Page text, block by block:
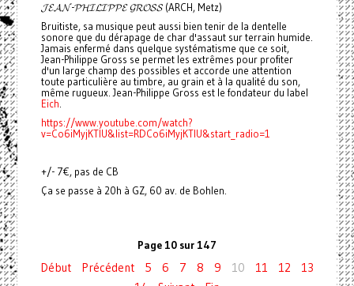
𝓙𝓔𝓐𝓝-𝓟𝓗𝓘𝓛𝓘𝓟𝓟𝓔 𝓖𝓡𝓞𝓢𝓢 (ARCH, Metz)
Bruitiste, sa musique peut aussi bien tenir de la dentelle
sonore que du dérapage de char d'assaut sur terrain humide.
Jamais enfermé dans quelque systématisme que ce soit,
Jean-Philippe Gross se permet les extrêmes pour profiter
d'un large champ des possibles et accorde une attention
toute particulière au timbre, au grain et à la qualité du son,
même rugueux. Jean-Philippe Gross est le fondateur du label
Eich.
https://www.youtube.com/watch?
v=Co6iMyjKTlU&list=RDCo6iMyjKTlU&start_radio=1
+/- 7€, pas de CB
Ça se passe à 20h à GZ, 60 av. de Bohlen.
Page 10 sur 147
Début Précédent 5 6 7 8 9 10 11 12
13